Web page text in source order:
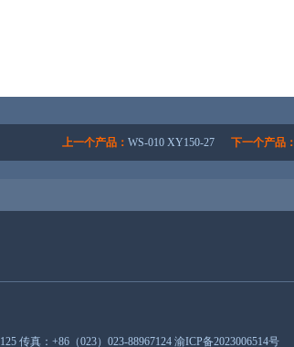
上一个产品： WS-010 XY150-27 下一个产品：
传真：+86（023）023-88967124 渝ICP备2023006514号